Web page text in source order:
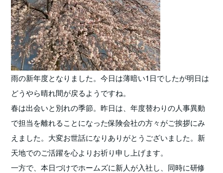
雨の新年度となりました。今日は薄暗い1日でしたが明日は
どうやら晴れ間が戻るようですね。
春は出会いと別れの季節。昨日は、年度替わりの人事異動
で担当を離れることになった保険会社の方々がご挨拶にみ
えました。大変お世話になりありがとうございました。新
天地でのご活躍を心よりお祈り申し上げます。
一方で、本日づけでホームズに新人が入社し、同時に研修